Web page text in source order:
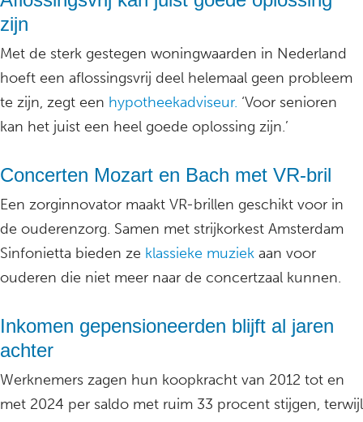
zijn
Met de sterk gestegen woningwaarden in Nederland
hoeft een aflossingsvrij deel helemaal geen probleem
te zijn, zegt een hypotheekadviseur. ‘Voor senioren
kan het juist een heel goede oplossing zijn.’
Concerten Mozart en Bach met VR-bril
Een zorginnovator maakt VR-brillen geschikt voor in
de ouderenzorg. Samen met strijkorkest Amsterdam
Sinfonietta bieden ze klassieke muziek aan voor
ouderen die niet meer naar de concertzaal kunnen.
Inkomen gepensioneerden blijft al jaren
achter
Werknemers zagen hun koopkracht van 2012 tot en
met 2024 per saldo met ruim 33 procent stijgen, terwijl